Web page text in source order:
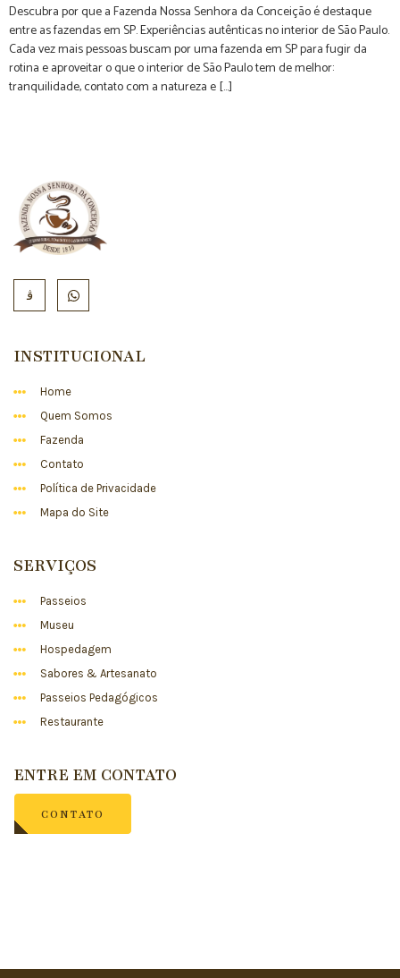
Descubra por que a Fazenda Nossa Senhora da Conceição é destaque
entre as fazendas em SP. Experiências autênticas no interior de São Paulo.
Cada vez mais pessoas buscam por uma fazenda em SP para fugir da
rotina e aproveitar o que o interior de São Paulo tem de melhor:
tranquilidade, contato com a natureza e […]
INSTITUCIONAL
Home
Quem Somos
Fazenda
Contato
Política de Privacidade
Mapa do Site
SERVIÇOS
Passeios
Museu
Hospedagem
Sabores & Artesanato
Passeios Pedagógicos
Restaurante
ENTRE EM CONTATO
CONTATO